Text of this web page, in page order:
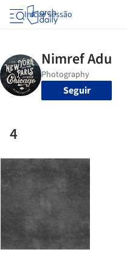
Iniciar sessão
Seguir
4